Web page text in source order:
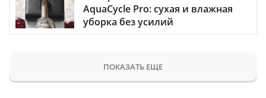
AquaCycle Pro: сухая и влажная
уборка без усилий
ПОКАЗАТЬ ЕЩЕ